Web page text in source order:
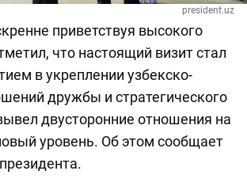
president.uz
приветствуя высокого
что настоящий визит стал
в укреплении узбекско-
дружбы и стратегического
двусторонние отношения на
уровень. Об этом сообщает